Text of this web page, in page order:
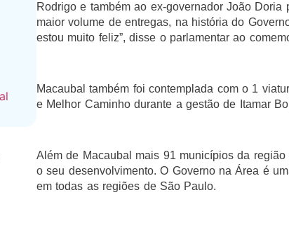
Rodrigo e também ao ex-governador João
maior volume de entregas, na história do
estou muito feliz”, disse o parlamentar ao
Macaubal também foi contemplada com o 1
e Melhor Caminho durante a gestão de Itamar
Além de Macaubal mais 91 municípios da
o seu desenvolvimento. O Governo na Área é
em todas as regiões de São Paulo.